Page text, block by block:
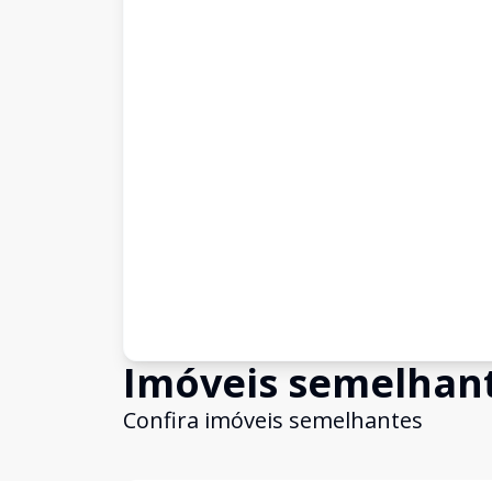
Imóveis
Confira imóveis semelhantes